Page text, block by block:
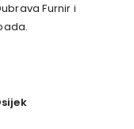
Furnir i